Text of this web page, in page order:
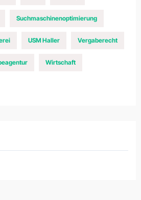
Suchmaschinenoptimierung
USM Haller Vergaberecht
Wirtschaft